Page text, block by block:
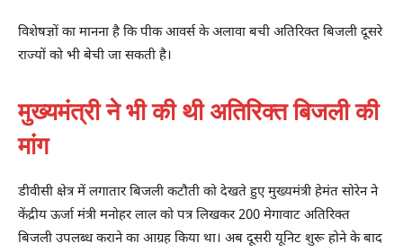
विशेषज्ञों का मानना है कि पीक आवर्स के अलावा बची अतिरिक्त बिजली दूसरे
राज्यों को भी बेची जा सकती है।
मुख्यमंत्री ने भी की थी अतिरिक्त बिजली की
मांग
डीवीसी क्षेत्र में लगातार बिजली कटौती को देखते हुए मुख्यमंत्री हेमंत सोरेन ने
केंद्रीय ऊर्जा मंत्री मनोहर लाल को पत्र लिखकर 200 मेगावाट अतिरिक्त
बिजली उपलब्ध कराने का आग्रह किया था। अब दूसरी यूनिट शुरू होने के बाद